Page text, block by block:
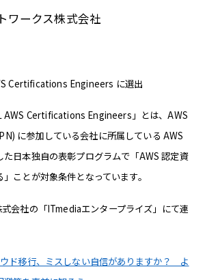
ワークス株式会社
Certifications Engineers に選出
Certifications Engineers」とは、AWS
に参加している会社に所属している AWS
た日本独自の表彰プログラムで「AWS 認定資
ことが対象条件となっています。
会社の「ITmediaエンタープライズ」にて連
ド移行、ミスしない自信がありますか？ よ